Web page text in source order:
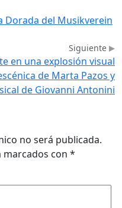
Dorada del Musikverein
Siguiente
en una explosión visual
de Marta Pazos y
de Giovanni Antonini
no será publicada.
con *